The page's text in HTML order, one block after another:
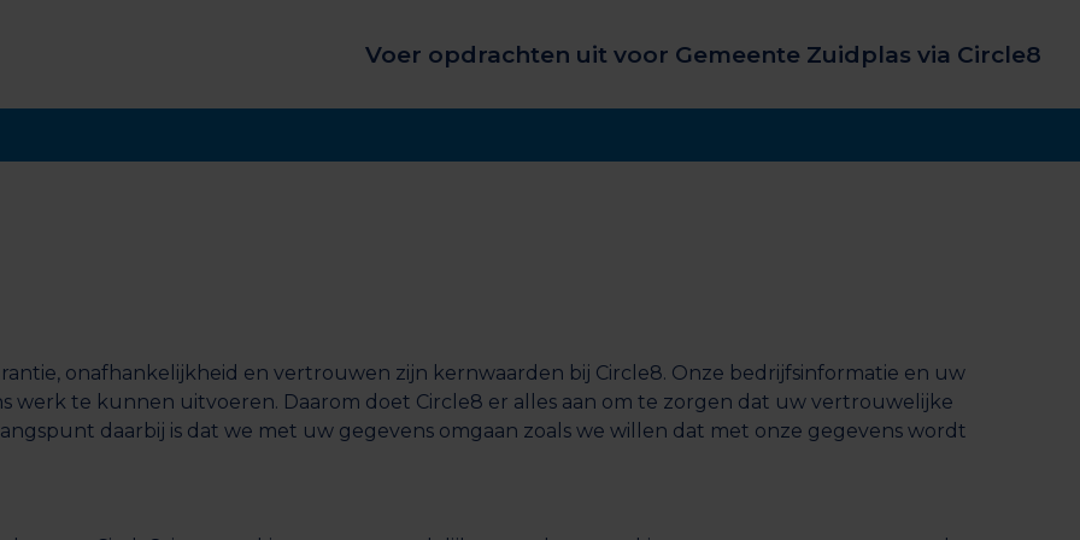
Voer opdrachten uit voor Gemeente Zuidplas via Circle8
onafhankelijkheid en vertrouwen zijn kernwaarden bij Circle8. Onze bedrijfsinformatie en uw
werk te kunnen uitvoeren. Daarom doet Circle8 er alles aan om te zorgen dat uw vertrouwelijke
daarbij is dat we met uw gegevens omgaan zoals we willen dat met onze gegevens wordt